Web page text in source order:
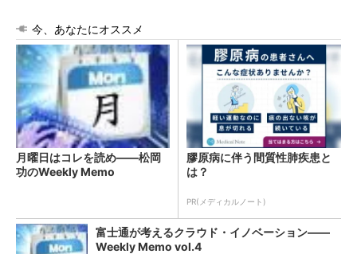
今、あなたにオススメ
月曜日はコレを読め――松岡
功のWeekly Memo
膠原病に伴う間質性肺疾患と
は？
PR(メディカルノート)
富士通が考えるクラウド・イノベーション――
Weekly Memo vol.4